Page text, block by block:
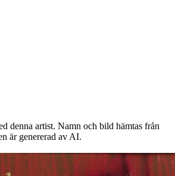
denna artist. Namn och bild hämtas från
är genererad av AI.